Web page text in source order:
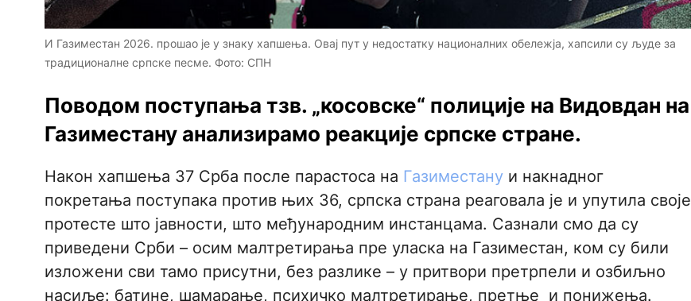
И Газиместан 2026. прошао је у знаку хапшења. Овај пут у недостатку националних обележја, хапсили су људе за
традиционалне српске песме. Фото: СПН
Поводом поступања тзв. „косовске“ полиције на Видовдан на
Газиместану анализирамо реакције српске стране.
Након хапшења 37 Срба после парастоса на Газиместануи накнадног
покретања поступака против њих 36, српска страна реаговала је и упутила своје
протесте што јавности, што међународним инстанцама. Сазнали смо да су
приведени Срби – осим малтретирања пре уласка на Газиместан, ком су били
изложени сви тамо присутни, без разлике – у притвори претрпели и озбиљно
насиље: батине, шамарање, психичко малтретирање, претње и понижења.